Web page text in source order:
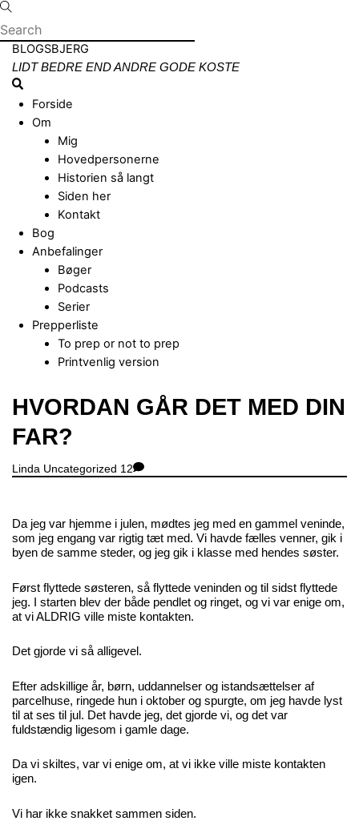
Skip
to
content
Menu
BLOGSBJERG
LIDT BEDRE END ANDRE GODE KOSTE
Search
Forside
Om
Mig
Hovedpersonerne
Historien så langt
Siden her
Kontakt
Bog
Anbefalinger
Bøger
Podcasts
Serier
Prepperliste
To prep or not to prep
Printvenlig version
Close
Menu
HVORDAN GÅR DET MED DIN
FAR?
Linda Uncategorized 12
Da jeg var hjemme i julen, mødtes jeg med en gammel veninde,
som jeg engang var rigtig tæt med. Vi havde fælles venner, gik i
byen de samme steder, og jeg gik i klasse med hendes søster.
Først flyttede søsteren, så flyttede veninden og til sidst flyttede
jeg. I starten blev der både pendlet og ringet, og vi var enige om,
at vi ALDRIG ville miste kontakten.
Det gjorde vi så alligevel.
Efter adskillige år, børn, uddannelser og istandsættelser af
parcelhuse, ringede hun i oktober og spurgte, om jeg havde lyst
til at ses til jul. Det havde jeg, det gjorde vi, og det var
fuldstændig ligesom i gamle dage.
Da vi skiltes, var vi enige om, at vi ikke ville miste kontakten
igen.
Vi har ikke snakket sammen siden.